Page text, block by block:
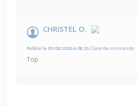
CHRISTEL O.
Publié le 01/03/2026 à 08:25(Date de commande :
Top